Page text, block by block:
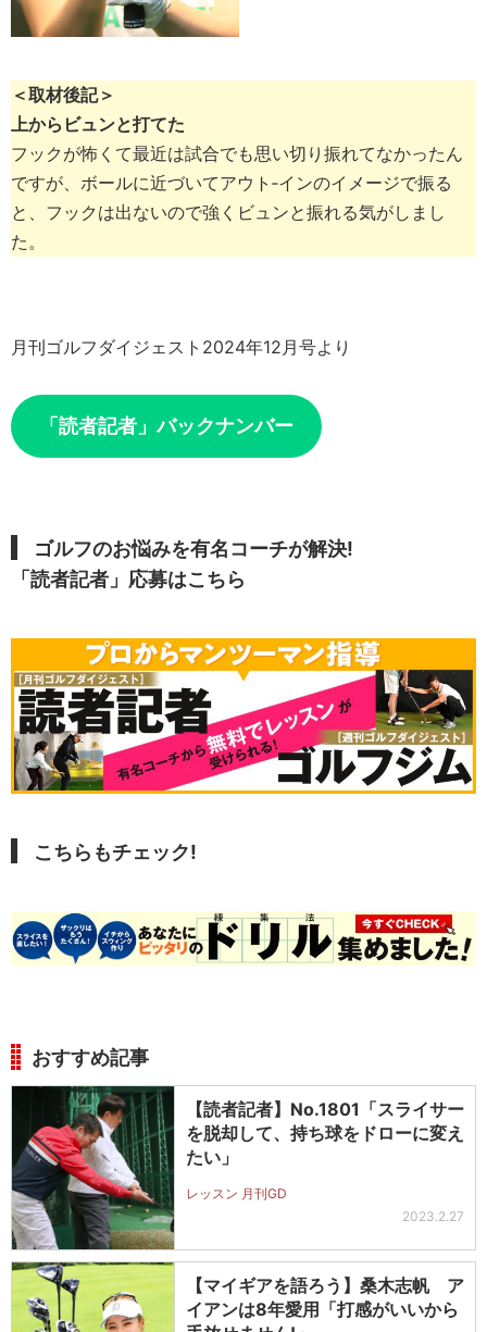
＜取材後記＞
上からビュンと打てた
フックが怖くて最近は試合でも思い切り振れてなかったん
ですが、ボールに近づいてアウト‐インのイメージで振る
と、フックは出ないので強くビュンと振れる気がしまし
た。
月刊ゴルフダイジェスト2024年12月号より
「読者記者」バックナンバー
ゴルフのお悩みを有名コーチが解決!
「読者記者」応募はこちら
こちらもチェック!
おすすめ記事
【読者記者】No.1801「スライサー
を脱却して、持ち球をドローに変え
たい」
レッスン 月刊GD
2023.2.27
【マイギアを語ろう】桑木志帆 ア
イアンは8年愛用「打感がいいから